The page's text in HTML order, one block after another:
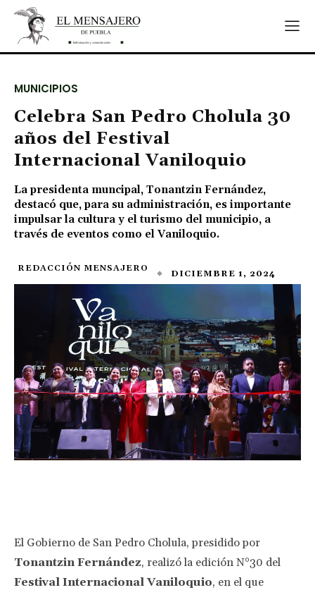
MUNICIPIOS
Celebra San Pedro Cholula 30
años del Festival
Internacional Vaniloquio
La presidenta muncipal, Tonantzin Fernández,
destacó que, para su administración, es importante
impulsar la cultura y el turismo del municipio, a
través de eventos como el Vaniloquio.
REDACCIÓN MENSAJERO DICIEMBRE 1, 2024
El Gobierno de San Pedro Cholula, presidido por
Tonantzin Fernández, realizó la edición N°30 del
Festival Internacional Vaniloquio, en el que